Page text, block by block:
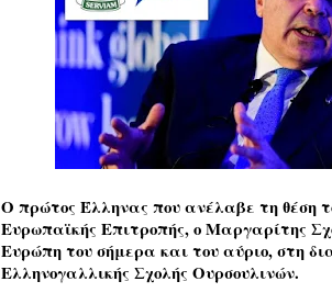
Ο πρώτος Έλληνας που ανέλαβε τη θέση
Ευρωπαϊκής Επιτροπής, ο Μαργαρίτης
Ευρώπη του σήμερα και του αύριο, στη
Ελληνογαλλικής Σχολής Ουρσουλινών.